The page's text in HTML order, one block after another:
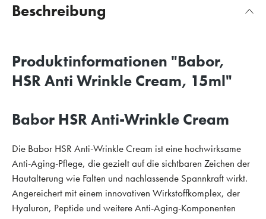
Beschreibung
Produktinformationen "Babor,
HSR Anti Wrinkle Cream, 15ml"
Babor HSR Anti-Wrinkle Cream
Die Babor HSR Anti-Wrinkle Cream ist eine hochwirksame
Anti-Aging-Pflege, die gezielt auf die sichtbaren Zeichen der
Hautalterung wie Falten und nachlassende Spannkraft wirkt.
Angereichert mit einem innovativen Wirkstoffkomplex, der
Hyaluron, Peptide und weitere Anti-Aging-Komponenten